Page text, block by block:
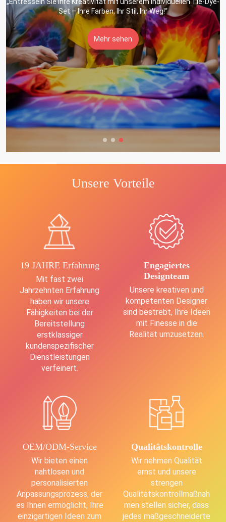
Körperbemalung aus – Ihre Leinwand für lebendige
Mehr sehen
Unsere Vorteile
19 JAHRE Erfahrung
Mit fast zwei
Jahrzehnten Erfahrung
haben wir unsere
Fähigkeiten bei der
Bereitstellung
erstklassiger
kundenspezifischer
Dienstleistungen
verfeinert.
Engagiertes
Designteam
Unsere kreativen und
kompetenten Designer
sind bestrebt, Ihre Ideen
mit Finesse in die
Realität umzusetzen.
OEM/ODM-Service
Wir bieten einen
nahtlosen und
personalisierten
Anpassungsprozess, der
es Ihnen ermöglicht, Ihre
einzigartigen Ideen zum
Qualitätskontrolle
Wir nehmen Qualität
ernst und unsere
strengen
Qualitätskontrollmaßnah
men stellen sicher, dass
jedes maßgeschneiderte